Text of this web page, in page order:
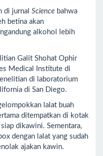
di jurnal Science bahwa
betina akan
alkohol lebih
Galit Shohat Ophir
Medical Institute di
di laboratorium
di San Diego.
lalat buah
ditempatkan di kotak
dikawini. Sementara,
dengan lalat yang sudah
ajakan kawin.